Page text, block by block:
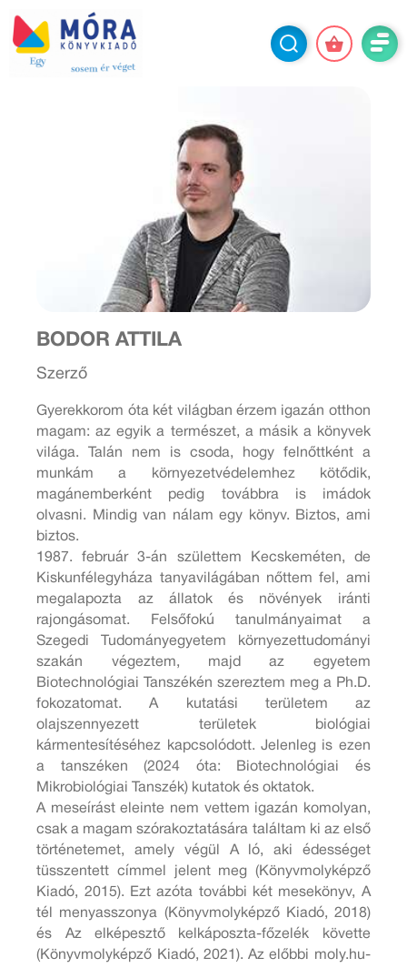
BODOR ATTILA
Szerző
Gyerekkorom óta két világban érzem igazán otthon
magam: az egyik a természet, a másik a könyvek
világa. Talán nem is csoda, hogy felnőttként a
munkám a környezetvédelemhez kötődik,
magánemberként pedig továbbra is imádok
olvasni. Mindig van nálam egy könyv. Biztos, ami
biztos.
1987. február 3-án születtem Kecskeméten, de
Kiskunfélegyháza tanyavilágában nőttem fel, ami
megalapozta az állatok és növények iránti
rajongásomat. Felsőfokú tanulmányaimat a
Szegedi Tudományegyetem környezettudományi
szakán végeztem, majd az egyetem
Biotechnológiai Tanszékén szereztem meg a Ph.D.
fokozatomat. A kutatási területem az
olajszennyezett területek biológiai
kármentesítéséhez kapcsolódott. Jelenleg is ezen
a tanszéken (2024 óta: Biotechnológiai és
Mikrobiológiai Tanszék) kutatok és oktatok.
A meseírást eleinte nem vettem igazán komolyan,
csak a magam szórakoztatására találtam ki az első
történetemet, amely végül A ló, aki édességet
tüsszentett címmel jelent meg (Könyvmolyképző
Kiadó, 2015). Ezt azóta további két mesekönyv, A
tél menyasszonya (Könyvmolyképző Kiadó, 2018)
és Az elképesztő kelkáposzta-főzelék követte
(Könyvmolyképző Kiadó, 2021). Az előbbi moly.hu-